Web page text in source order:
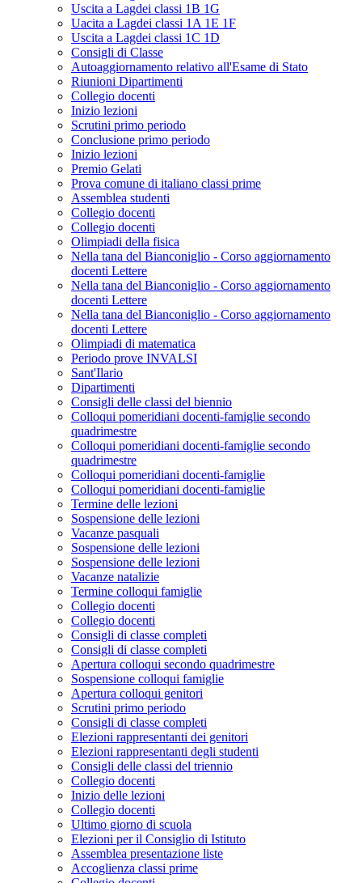
Uscita a Lagdei classi 1B 1G
Uacita a Lagdei classi 1A 1E 1F
Uscita a Lagdei classi 1C 1D
Consigli di Classe
Autoaggiornamento relativo all'Esame di Stato
Riunioni Dipartimenti
Collegio docenti
Inizio lezioni
Scrutini primo periodo
Conclusione primo periodo
Inizio lezioni
Premio Gelati
Prova comune di italiano classi prime
Assemblea studenti
Collegio docenti
Collegio docenti
Olimpiadi della fisica
Nella tana del Bianconiglio - Corso aggiornamento
docenti Lettere
Nella tana del Bianconiglio - Corso aggiornamento
docenti Lettere
Nella tana del Bianconiglio - Corso aggiornamento
docenti Lettere
Olimpiadi di matematica
Periodo prove INVALSI
Sant'Ilario
Dipartimenti
Consigli delle classi del biennio
Colloqui pomeridiani docenti-famiglie secondo
quadrimestre
Colloqui pomeridiani docenti-famiglie secondo
quadrimestre
Colloqui pomeridiani docenti-famiglie
Colloqui pomeridiani docenti-famiglie
Termine delle lezioni
Sospensione delle lezioni
Vacanze pasquali
Sospensione delle lezioni
Sospensione delle lezioni
Vacanze natalizie
Termine colloqui famiglie
Collegio docenti
Collegio docenti
Consigli di classe completi
Consigli di classe completi
Apertura colloqui secondo quadrimestre
Sospensione colloqui famiglie
Apertura colloqui genitori
Scrutini primo periodo
Consigli di classe completi
Elezioni rappresentanti dei genitori
Elezioni rappresentanti degli studenti
Consigli delle classi del triennio
Collegio docenti
Inizio delle lezioni
Collegio docenti
Ultimo giorno di scuola
Elezioni per il Consiglio di Istituto
Assemblea presentazione liste
Accoglienza classi prime